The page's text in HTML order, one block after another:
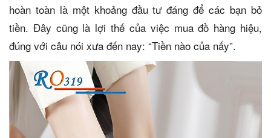
hoàn toàn là một khoảng đầu tư đáng để các bạn bỏ
tiền. Đây cũng là lợi thế của việc mua đồ hàng hiệu,
đúng với câu nói xưa đến nay: “Tiền nào của nấy”.